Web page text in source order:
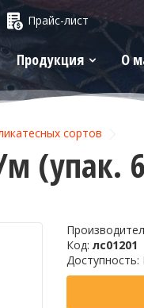
Прайс-лист
Продукция О
сортов
(упак.
Код: лс01201
Доступность: